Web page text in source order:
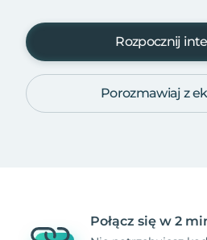
Rozpocznij
Porozmawiaj z
Połącz się w 2